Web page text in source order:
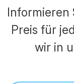
Informieren
Preis für
wir in